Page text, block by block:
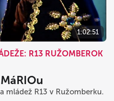
1:02:51
R13 RUŽOMBEROK
mládež R13 v Ružomberku.